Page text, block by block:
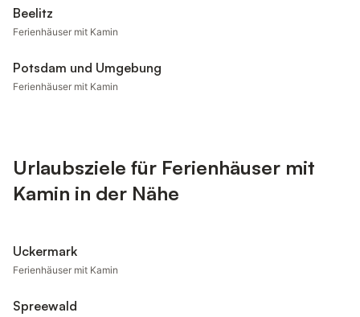
Beelitz
Ferienhäuser mit Kamin
Potsdam und Umgebung
Ferienhäuser mit Kamin
Urlaubsziele für Ferienhäuser mit
Kamin in der Nähe
Uckermark
Ferienhäuser mit Kamin
Spreewald